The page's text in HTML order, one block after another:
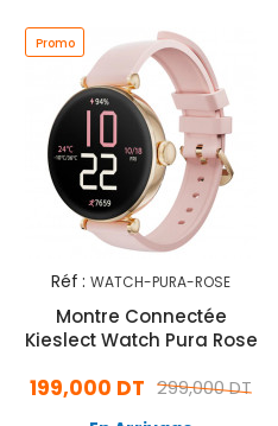
Promo
Réf : WATCH-PURA-ROSE
Montre Connectée
Kieslect Watch Pura Rose
299,000 DT
199,000 DT